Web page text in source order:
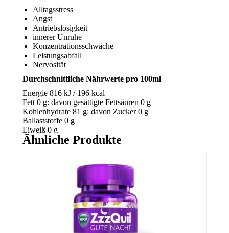
Alltagsstress
Angst
Antriebslosigkeit
innerer Unruhe
Konzentrationsschwäche
Leistungsabfall
Nervosität
Durchschnittliche Nährwerte pro 100ml
Energie 816 kJ / 196 kcal
Fett 0 g: davon gesättigte Fettsäuren 0 g
Kohlenhydrate 81 g: davon Zucker 0 g
Ballaststoffe 0 g
Eiweiß 0 g
Salz 0 g
Ähnliche Produkte